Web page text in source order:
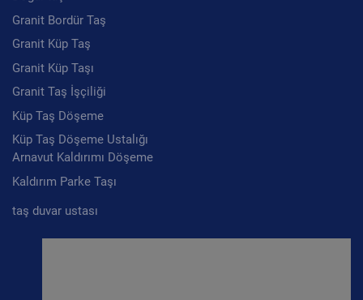
Granit Bordür Taş
Granit Küp Taş
Granit Küp Taşı
Granit Taş İşçiliği
Küp Taş Döşeme
Küp Taş Döşeme Ustalığı
Arnavut Kaldırımı Döşeme
Kaldırım Parke Taşı
taş duvar ustası